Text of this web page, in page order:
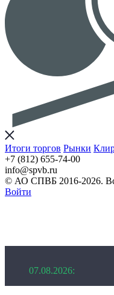
Итоги торгов Рынки
+7 (812) 655-74-00
info@spvb.ru
© АО СПВБ 2016-2026.
Войти
07.08.2026: